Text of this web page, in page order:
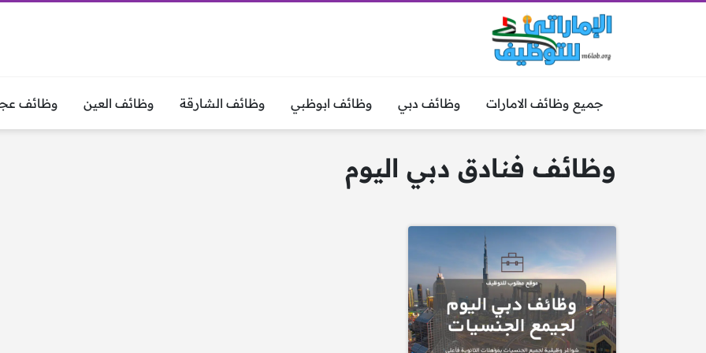
جميع وظائف الامارات وظائف دبي وظائف ابوظبي وظائف الشارقة وظائف العين وظائف
وظائف فنادق دبي اليوم